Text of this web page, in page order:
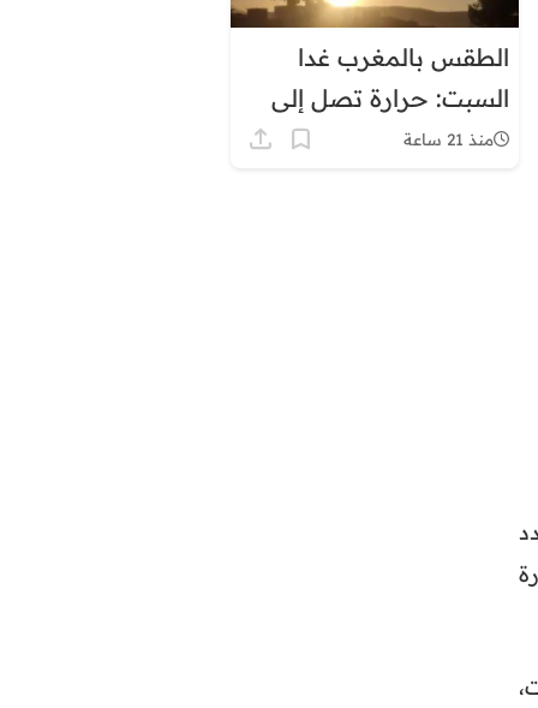
الطقس بالمغرب غدا
السبت: حرارة تصل إلى
45 درجة وزخات رعديةمنذ 21 ساعة